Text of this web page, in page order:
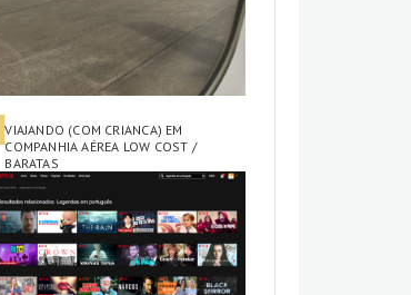
VIAJANDO (COM CRIANCA) EM
COMPANHIA AÉREA LOW COST /
BARATAS